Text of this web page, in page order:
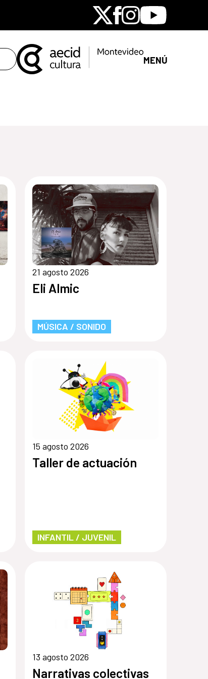
X Facebook
Instagram
Youtube
MENÚ
21 agosto 2026
Eli Almic
MÚSICA / SONIDO
15 agosto 2026
Taller de actuación
INFANTIL / JUVENIL
13 agosto 2026
Narrativas colectivas